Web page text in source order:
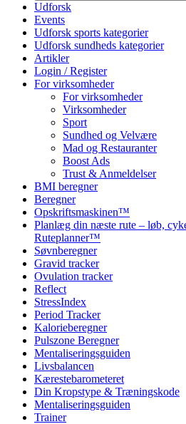
Udforsk
Events
Udforsk sports kategorier
Udforsk sundheds kategorier
Artikler
Login / Register
For virksomheder
For virksomheder
Virksomheder
Sport
Sundhed og Velvære
Mad og Restauranter
Boost Ads
Trust & Anmeldelser
BMI beregner
Beregner
Opskriftsmaskinen™
Planlæg din næste rute – løb,
Ruteplanner™
Søvnberegner
Gravid tracker
Ovulation tracker
Reflect
StressIndex
Period Tracker
Kalorieberegner
Pulszone Beregner
Mentaliseringsguiden
Livsbalancen
Kærestebarometeret
Din Kropstype & Træningskode
Mentaliseringsguiden
Trainer